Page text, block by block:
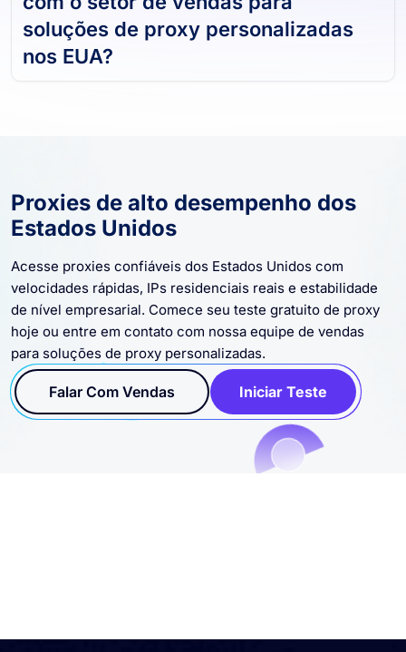
soluções de proxy personalizadas
nos EUA?
Proxies de alto desempenho dos
Estados Unidos
Acesse proxies confiáveis ​​dos Estados Unidos com
velocidades rápidas, IPs residenciais reais e estabilidade
de nível empresarial. Comece seu teste gratuito de proxy
hoje ou entre em contato com nossa equipe de vendas
para soluções de proxy personalizadas.
Falar Com Vendas Iniciar Teste